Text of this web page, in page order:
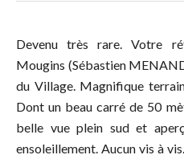
Devenu très rare. Votre
Mougins (Sébastien
du Village. Magnifique
Dont un beau carré de 50
belle vue plein sud et
ensoleillement. Aucun vis à